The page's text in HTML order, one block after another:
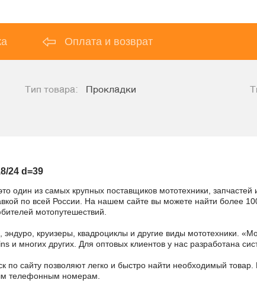
Оплата и возврат
Тип товара: Прокладки
24 d=39
один из самых крупных поставщиков мототехники,
по всей России. На нашем сайте вы можете найти более
мотопутешествий.
круизеры, квадроциклы и другие виды мототехники.
и многих других. Для оптовых клиентов у нас разработана
по сайту позволяют легко и быстро найти необходимый
телефонным номерам.